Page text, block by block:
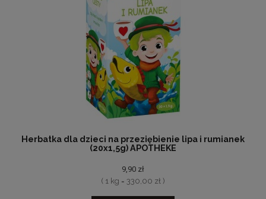
Herbatka dla dzieci na przeziębienie lipa i rumianek
(20x1,5g) APOTHEKE
9,90 zł
( 1 kg = 330,00 zł )